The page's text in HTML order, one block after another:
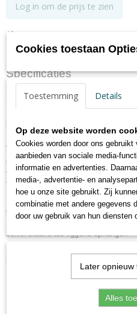
Log in om de prijs te zien
✘
Specificaties
Productcode
KP040T
4004122196272
Netto gewicht
1,10 Kg
Afmetingen (l,b,h)
42,80 x 32,70 x 1,70 cm
Omschrijving
Halfrond profiel 1.8 cm breed en 1.7
Verkrijgbaar in 14 verschillende
groen - zwart - staal - goud - brons -
violet
Voorzien van helder, gewassen glas
Achterwand voorzien van standaard
Formaten vanaf 28x35 cm. zijn
zowel staand als liggend ophangen
Formaten vanaf 60x80 cm. zijn
zowel staand als liggend ophangen
Cookies toestaan
Toestemming Details
Op deze website worden
Cookies worden door ons
aanbieden van sociale media-
informatie en advertenties.
media-, advertentie- en
hoe u onze site gebruikt. Zij
combinatie met andere gegevens
door uw gebruik van hun diensten
Later opnieuw
Alles